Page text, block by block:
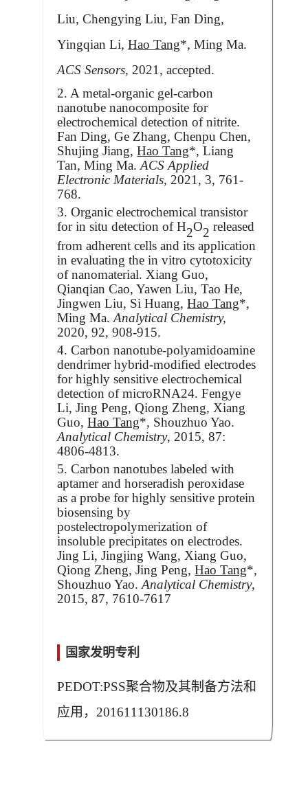
Liu, Chengying Liu, Fan Ding,
Yingqian Li,Hao Tang*, Ming Ma.
ACS Sensors, 2021, accepted.
2. A metal-organic gel-carbon
nanotube nanocomposite for
electrochemical detection of nitrite.
Fan Ding, Ge Zhang, Chenpu Chen,
Shujing Jiang,Hao Tang*, Liang
Tan, Ming Ma.ACS Applied
Electronic Materials, 2021, 3, 761-
768.
3. Organic electrochemical transistor
for in situ detection of H2O2 released
from adherent cells and its application
in evaluating the in vitro cytotoxicity
of nanomaterial. Xiang Guo,
Qianqian Cao, Yawen Liu, Tao He,
Jingwen Liu, Si Huang,Hao Tang*,
Ming Ma.Analytical Chemistry,
2020, 92, 908-915.
4. Carbon nanotube-polyamidoamine
dendrimer hybrid-modified electrodes
for highly sensitive electrochemical
detection of microRNA24. Fengye
Li, Jing Peng, Qiong Zheng, Xiang
Guo,Hao Tang*, Shouzhuo Yao.
Analytical Chemistry, 2015, 87:
4806-4813.
5. Carbon nanotubes labeled with
aptamer and horseradish peroxidase
as a probe for highly sensitive protein
biosensing by
postelectropolymerization of
insoluble precipitates on electrodes.
Jing Li, Jingjing Wang, Xiang Guo,
Qiong Zheng, Jing Peng,Hao Tang*,
Shouzhuo Yao.Analytical Chemistry,
2015, 87, 7610-7617
国家发明专利
PEDOT:PSS聚合物及其制备方法和
应用，201611130186.8